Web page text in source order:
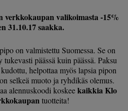
verkkokaupan valikoimasta -15%
31.10.17 saakka.
on valmistettu Suomessa. Se on
päässä kuin päässä. Paksu
helpottaa myös lapsia pipon
selkeä muoto ja ryhdikäs olemus.
alennuskoodi koskeekaikkia Klo
tuotteita!